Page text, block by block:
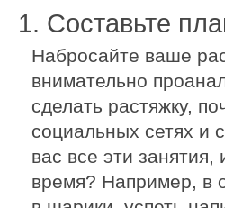
1. Составьте
Набросайте ваше
внимательно
сделать растяжку,
социальных сетях и
вас все эти
время? Например, в